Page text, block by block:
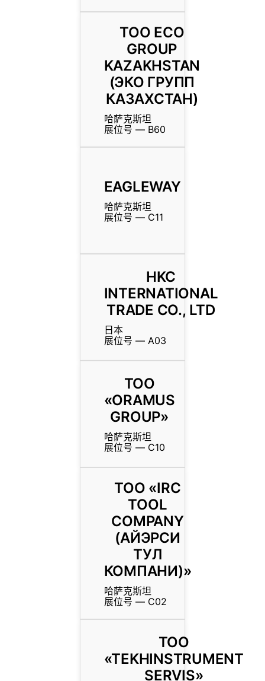
ТОО ECO
GROUP
KAZAKHSTAN
(ЭКО ГРУПП
КАЗАХСТАН)
哈萨克斯坦
展位号 — B60
EAGLEWAY
哈萨克斯坦
展位号 — C11
HKC
INTERNATIONAL
TRADE CO., LTD
日本
展位号 — A03
TOO
«ORAMUS
GROUP»
哈萨克斯坦
展位号 — C10
TOO «IRC
TOOL
COMPANY
(АЙЭРСИ
ТУЛ
КОМПАНИ)»
哈萨克斯坦
展位号 — C02
TOO
«TEKHINSTRUMENT
SERVIS»